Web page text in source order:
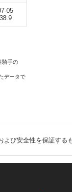
05
38.9
騎手の
データで
び安全性を保証する